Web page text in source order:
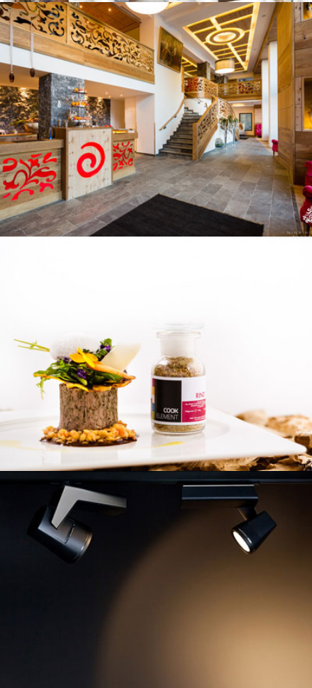
HOTEL SOLARIA
WERBEFOTOGRAFIE
COOK ELEMENT
WERBEFOTOGRAFIE